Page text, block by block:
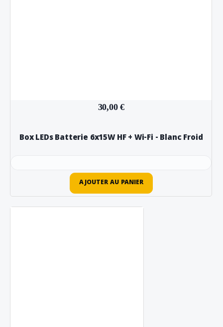
30,00 €
Box LEDs Batterie 6x15W HF + Wi-Fi - Blanc Froid
AJOUTER AU PANIER